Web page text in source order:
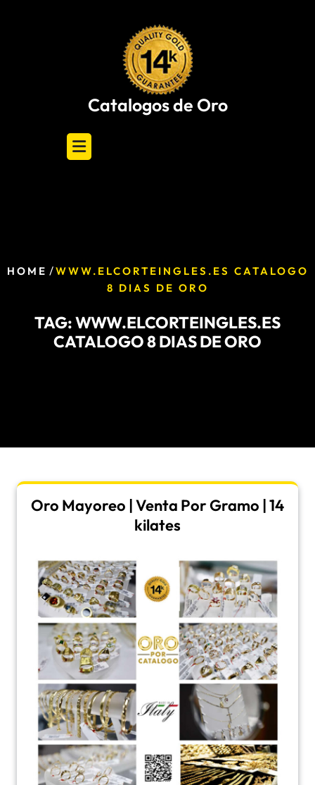
Catalogos de Oro
HOME /WWW.ELCORTEINGLES.ES CATALOGO
8 DIAS DE ORO
TAG:WWW.ELCORTEINGLES.ES
CATALOGO 8 DIAS DE ORO
Oro Mayoreo | Venta Por Gramo | 14
kilates